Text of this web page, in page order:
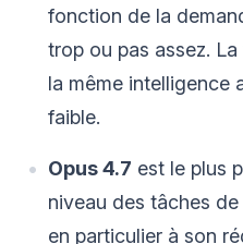
fonction de la
trop ou pas assez.
la même intelligence
faible.
Opus 4.7 est le plus
niveau des tâches
en particulier à son